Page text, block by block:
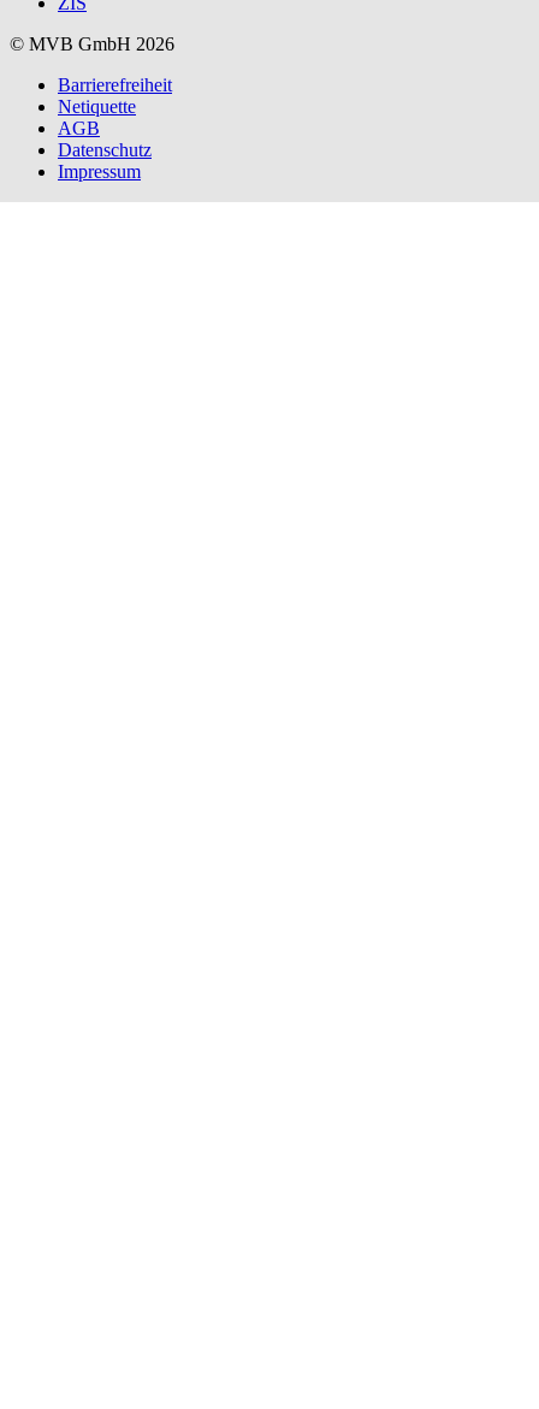
© MVB GmbH 2026
Barrierefreiheit
Netiquette
AGB
Datenschutz
Impressum